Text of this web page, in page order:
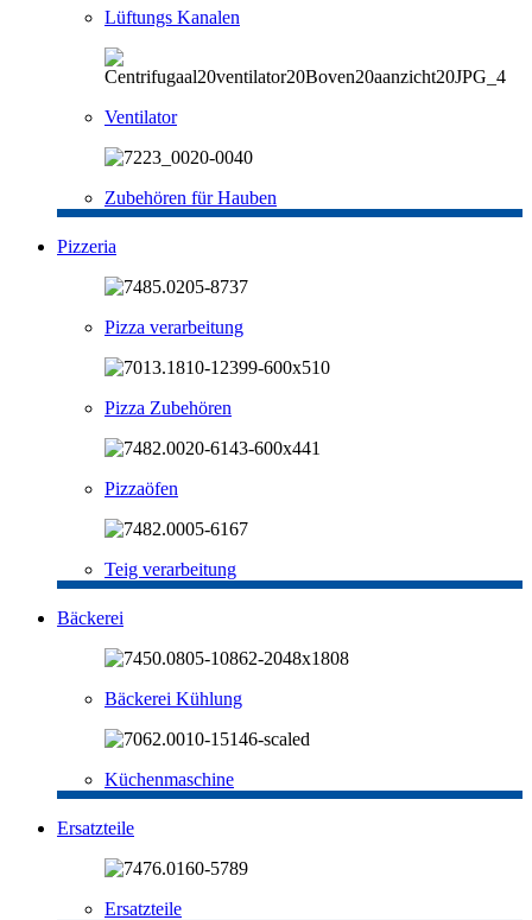
Lüftungs Kanalen
Ventilator
Zubehören für Hauben
Pizzeria
Pizza verarbeitung
Pizza Zubehören
Pizzaöfen
Teig verarbeitung
Bäckerei
Bäckerei Kühlung
Küchenmaschine
Ersatzteile
Ersatzteile